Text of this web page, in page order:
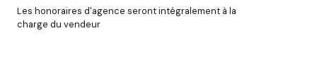
Les honoraires d'agence seront intégralement à la
charge du vendeur